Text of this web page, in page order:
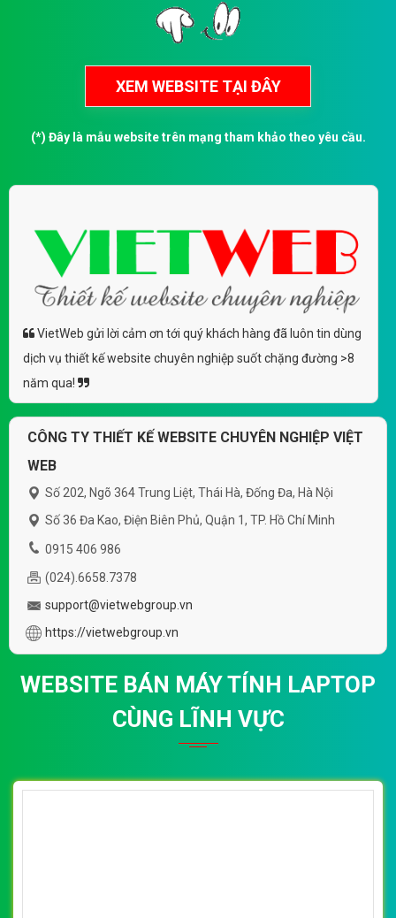
(*) Đây là mẫu website trên mạng tham khảo theo yêu cầu.
VietWeb gửi lời cảm ơn tới quý khách hàng đã luôn tin dùng
dịch vụ thiết kế website chuyên nghiệp suốt chặng đường >8
năm qua!
CÔNG TY THIẾT KẾ WEBSITE CHUYÊN NGHIỆP VIỆT
WEB
Số 202, Ngõ 364 Trung Liệt, Thái Hà, Đống Đa, Hà Nội
Số 36 Đa Kao, Điện Biên Phủ, Quận 1, TP. Hồ Chí Minh
0915 406 986
(024).6658.7378
support@vietwebgroup.vn
https://vietwebgroup.vn
WEBSITE BÁN MÁY TÍNH LAPTOP
CÙNG LĨNH VỰC